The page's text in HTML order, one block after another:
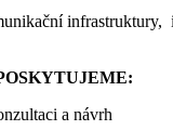
a návrh